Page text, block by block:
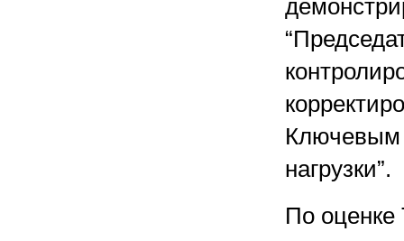
Ключевым
нагрузки”.
По оценке